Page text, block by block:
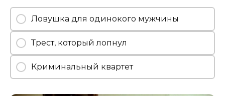
Ловушка для одинокого мужчины
Трест, который лопнул
Криминальный квартет